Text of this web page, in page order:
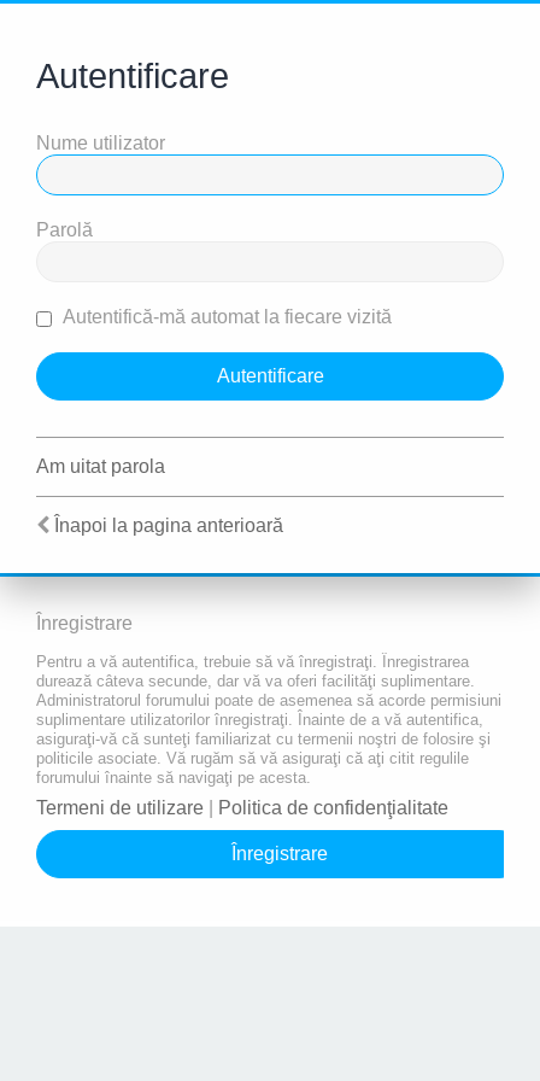
Autentificare
Nume utilizator
Parolă
Autentifică-mă automat la fiecare vizită
Am uitat parola
Înapoi la pagina anterioară
Înregistrare
Pentru a vă autentifica, trebuie să vă înregistraţi. Înregistrarea
durează câteva secunde, dar vă va oferi facilităţi suplimentare.
Administratorul forumului poate de asemenea să acorde permisiuni
suplimentare utilizatorilor înregistraţi. Înainte de a vă autentifica,
asiguraţi-vă că sunteţi familiarizat cu termenii noştri de folosire şi
politicile asociate. Vă rugăm să vă asiguraţi că aţi citit regulile
forumului înainte să navigaţi pe acesta.
Termeni de utilizare Politica de confidenţialitate
Înregistrare